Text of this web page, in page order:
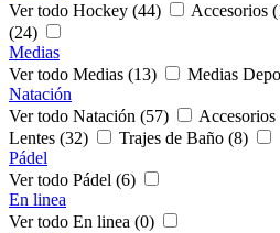
Ver todo Hockey (44)
Accesorios
(24)
Medias
Ver todo Medias (13)
Medias
Natación
Ver todo Natación (57)
Accesorios
Lentes (32)
Trajes de Baño (8)
Pádel
Ver todo Pádel (6)
En linea
Ver todo En linea (0)